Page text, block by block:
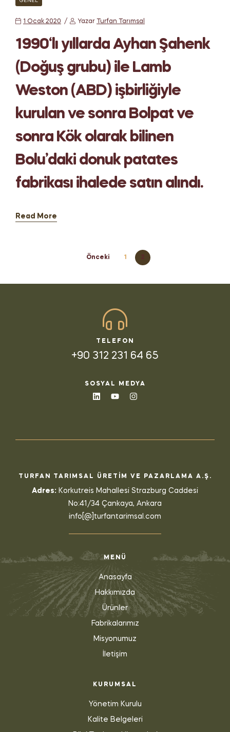
1 Ocak 2020 Yazar Turfan Tarımsal
1990‘lı yıllarda Ayhan Şahenk
(Doğuş grubu) ile Lamb
Weston (ABD) işbirliğiyle
kurulan ve sonra Bolpat ve
sonra Kök olarak bilinen
Bolu’daki donuk patates
fabrikası ihalede satın alındı.
Read More
Önceki 1
TELEFON
+90 312 231 64 65
SOSYAL MEDYA
TURFAN TARIMSAL ÜRETİM VE PAZARLAMA A.Ş.
Adres: Korkutreis Mahallesi Strazburg Caddesi
No:41/34 Çankaya, Ankara
info[@]turfantarimsal.com
MENÜ
Anasayfa
Hakkımızda
Ürünler
Fabrikalarımız
Misyonumuz
İletişim
KURUMSAL
Yönetim Kurulu
Kalite Belgeleri